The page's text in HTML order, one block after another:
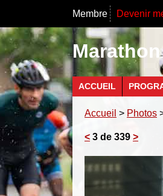
Membre Devenir
ACCUEIL
Accueil > Photos
< 3 de 339 >